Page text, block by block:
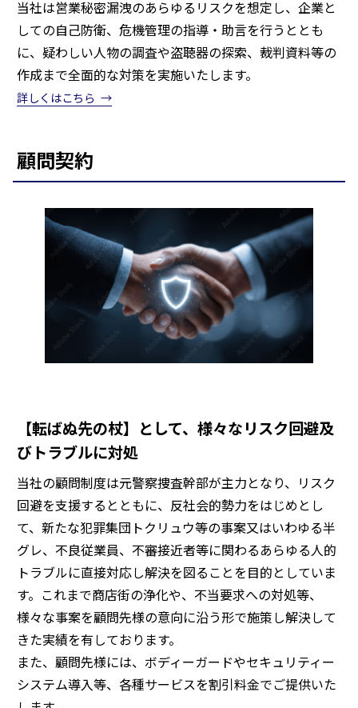
当社は営業秘密漏洩のあらゆるリスクを想定し、企業と
しての自己防衛、危機管理の指導・助言を行うととも
に、疑わしい人物の調査や盗聴器の探索、裁判資料等の
作成まで全面的な対策を実施いたします。
詳しくはこちら
顧問契約
【転ばぬ先の杖】として、様々なリスク回避及
びトラブルに対処
当社の顧問制度は元警察捜査幹部が主力となり、リスク
回避を支援するとともに、反社会的勢力をはじめとし
て、新たな犯罪集団トクリュウ等の事案又はいわゆる半
グレ、不良従業員、不審接近者等に関わるあらゆる人的
トラブルに直接対応し解決を図ることを目的としていま
す。これまで商店街の浄化や、不当要求への対処等、
様々な事案を顧問先様の意向に沿う形で施策し解決して
きた実績を有しております。
また、顧問先様には、ボディーガードやセキュリティー
システム導入等、各種サービスを割引料金でご提供いた